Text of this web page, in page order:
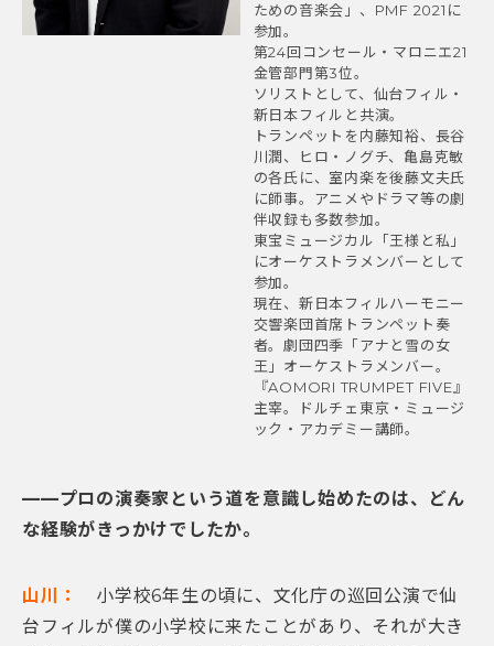
ための音楽会」、PMF 2021に
参加。
第24回コンセール・マロニエ21
金管部門第3位。
ソリストとして、仙台フィル・
新日本フィルと共演。
トランペットを内藤知裕、長谷
川潤、ヒロ・ノグチ、亀島克敏
の各氏に、室内楽を後藤文夫氏
に師事。アニメやドラマ等の劇
伴収録も多数参加。
東宝ミュージカル「王様と私」
にオーケストラメンバーとして
参加。
現在、新日本フィルハーモニー
交響楽団首席トランペット奏
者。劇団四季「アナと雪の女
王」オーケストラメンバー。
『AOMORI TRUMPET FIVE』
主宰。ドルチェ東京・ミュージ
ック・アカデミー講師。
——プロの演奏家という道を意識し始めたのは、どん
な経験がきっかけでしたか。
山川：
小学校6年生の頃に、文化庁の巡回公演で仙
台フィルが僕の小学校に来たことがあり、それが大き